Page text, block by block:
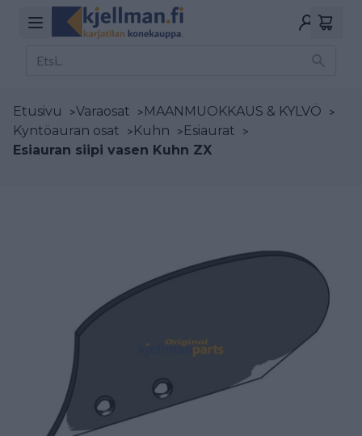
Etusivu >Varaosat >MAANMUOKKAUS & KYLVÖ >
Kyntöauran osat >Kuhn >Esiaurat >
Esiauran siipi vasen Kuhn ZX